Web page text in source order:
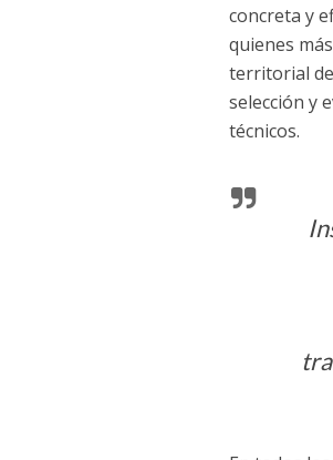
concreta y
quienes
territorial
selección y
técnicos.